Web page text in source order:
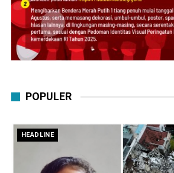
POPULER
HEADLINE